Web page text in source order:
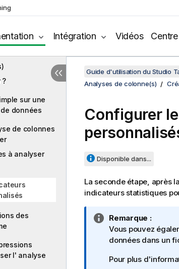
Intégration Vidéos
?
sur une
données
de colonnes
à analyser
des
l' analyse
Guide d'utilisation du Studio
Analyses de colonne(s)
Configurer
Disponible dans...
La seconde étape, après
indicateurs statistiques
N
o
t
I
Remarque :
Vous pouvez
données dans un
Pour plus